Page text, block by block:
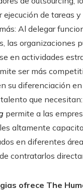
ejecución de tareas y
Al delegar
las organizaciones
en actividades
ser más
su diferenciación en
que
permite a las
altamente
en diferentes
contratarlos
ofrece The